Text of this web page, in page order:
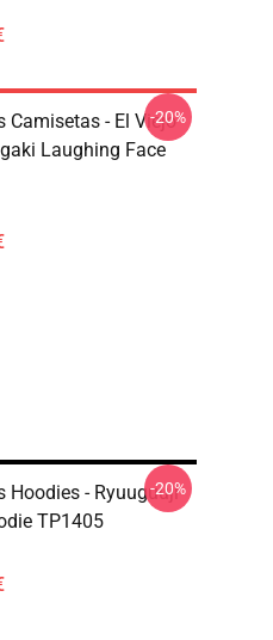
Camisetas - El Viejo
Laughing Face
-20%
Hoodies - Ryuuguuji
TP1405
-20%